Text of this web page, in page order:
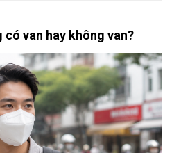
van hay không van?